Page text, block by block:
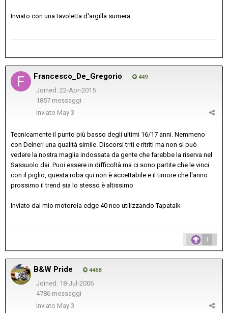
Inviato con una tavoletta d'argilla sumera.
Francesco_De_Gregorio 449
Joined: 22-Apr-2015
1857 messaggi
Inviato May 3
Tecnicamente il punto più basso degli ultimi 16/17 anni. Nemmeno
con Delneri una qualità simile. Discorsi triti e ritriti ma non si può
vedere la nostra maglia indossata da gente che farebbe la riserva nel
Sassuolo dai. Puoi essere in difficoltà ma ci sono partite che le vinci
con il piglio, questa roba qui non è accettabile e il timore che l'anno
prossimo il trend sia lo stesso è altissimo
Inviato dal mio motorola edge 40 neo utilizzando Tapatalk
1
B&W Pride 4468
Joined: 18-Jul-2006
4786 messaggi
Inviato May 3